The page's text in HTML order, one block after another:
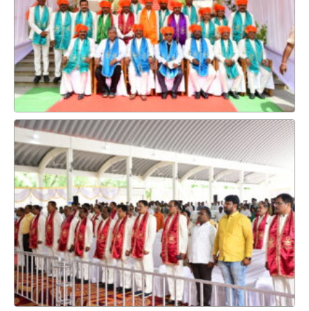
शुद्धीपत्र – ॲड. क्रमांक SRTMUN/Estt./PTO/03/2025-26/2313,
दिनांक. 08-11-2025
कर्मचारी माहिती फॉर्म Aaple Sarkar Services साठी लिंक.
शैक्षणिक वर्ष २०२६-२०२७ करीता संलग्नीकरणाचे नूतनीकरणाचे
शुक्ल भरण्या संरचना
पीईटी- २०२२ आणि पीईटी- २०२४ च्या वाटप पत्राबाबत परिपत्रक
सेवेशी संबंधित बाबींसंदर्भात १५० दिवसांच्या सेवा कर्मचारी
कार्यक्रमाच्या अंमलबजावणीबाबत
शैक्षणिक वर्ष २०-२०२७ करीता नवीन ६ / विषय /अव्यासपाठक्रम /
विद्याशाखा कारण प्रभगटन